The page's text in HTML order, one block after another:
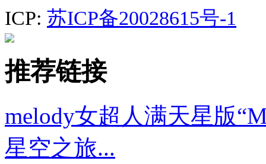
ICP: 苏ICP备20028615号-1
推荐链接
melody女超人满天星版
星空之旅...